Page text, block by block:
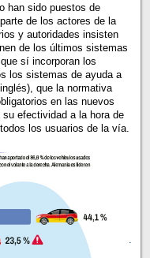
han sido puestos de
de los actores de la
y autoridades insisten
de los últimos sistemas
sí incorporan los
los sistemas de ayuda a
que la normativa
en las nuevos
efectividad a la hora de
los usuarios de la vía.
.